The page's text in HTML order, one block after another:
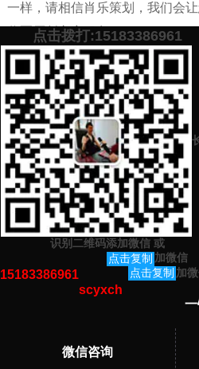
一样，请相信肖乐策划，我们会
代写原创文章服务。
预约营销老师 添加微信号：
案！
上一篇：该如何准备一篇竞选教务处长
靠谱值得选择)
下一篇：关于牢记使命的演讲稿该注意
哪家更靠谱值得选择）
猜你感兴趣的内容
暂无相关文章！
点击拨打:15183386961
识别二维码添加微信 或
点击复制
15183386961
加微信
点击复制
scyxch
加
微信咨询